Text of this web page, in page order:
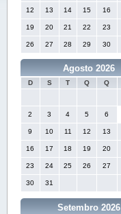
12 13 14 15 16
19 20 21 22 23
26 27 28 29 30
Agosto 2026
D S T Q Q
2 3 4 5 6
9 10 11 12 13
16 17 18 19 20
23 24 25 26 27
30 31
Setembro 2026